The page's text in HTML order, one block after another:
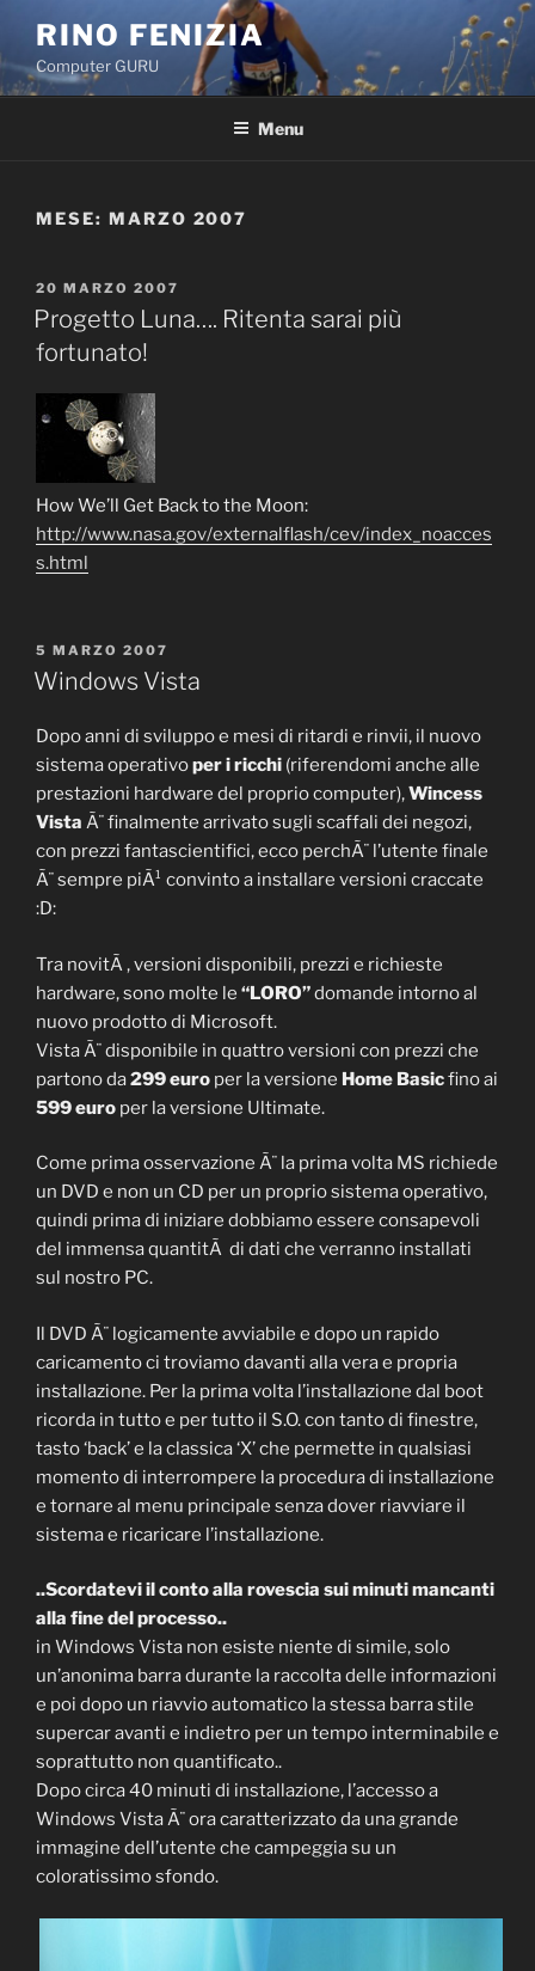
contenuto
RINO FENIZIA
Computer GURU
Menu
MESE: MARZO 2007
PUBBLICATO
IL
20 MARZO 2007
Progetto Luna…. Ritenta sarai più
fortunato!
How We’ll Get Back to the Moon:
http://www.nasa.gov/externalflash/cev/index_noacces
s.html
PUBBLICATO
IL
5 MARZO 2007
Windows Vista
Dopo anni di sviluppo e mesi di ritardi e rinvii, il nuovo
sistema operativoper i ricchi (riferendomi anche alle
prestazioni hardware del proprio computer),Wincess
Vista Ã¨ finalmente arrivato sugli scaffali dei negozi,
con prezzi fantascientifici, ecco perchÃ¨ l’utente finale
Ã¨ sempre piÃ¹ convinto a installare versioni craccate
:D:
Tra novitÃ , versioni disponibili, prezzi e richieste
hardware, sono molte le “LORO”domande intorno al
nuovo prodotto di Microsoft.
Vista Ã¨ disponibile in quattro versioni con prezzi che
partono da299 euro per la versione Home Basicfino ai
599 euro per la versione Ultimate.
Come prima osservazione Ã¨ la prima volta MS richiede
un DVD e non un CD per un proprio sistema operativo,
quindi prima di iniziare dobbiamo essere consapevoli
del immensa quantitÃ di dati che verranno installati
sul nostro PC.
Il DVD Ã¨ logicamente avviabile e dopo un rapido
caricamento ci troviamo davanti alla vera e propria
installazione. Per la prima volta l’installazione dal boot
ricorda in tutto e per tutto il S.O. con tanto di finestre,
tasto ‘back’ e la classica ‘X’ che permette in qualsiasi
momento di interrompere la procedura di installazione
e tornare al menu principale senza dover riavviare il
sistema e ricaricare l’installazione.
..Scordatevi il conto alla rovescia sui minuti mancanti
alla fine del processo..
in Windows Vista non esiste niente di simile, solo
un’anonima barra durante la raccolta delle informazioni
e poi dopo un riavvio automatico la stessa barra stile
supercar avanti e indietro per un tempo interminabile e
soprattutto non quantificato..
Dopo circa 40 minuti di installazione, l’accesso a
Windows Vista Ã¨ ora caratterizzato da una grande
immagine dell’utente che campeggia su un
coloratissimo sfondo.